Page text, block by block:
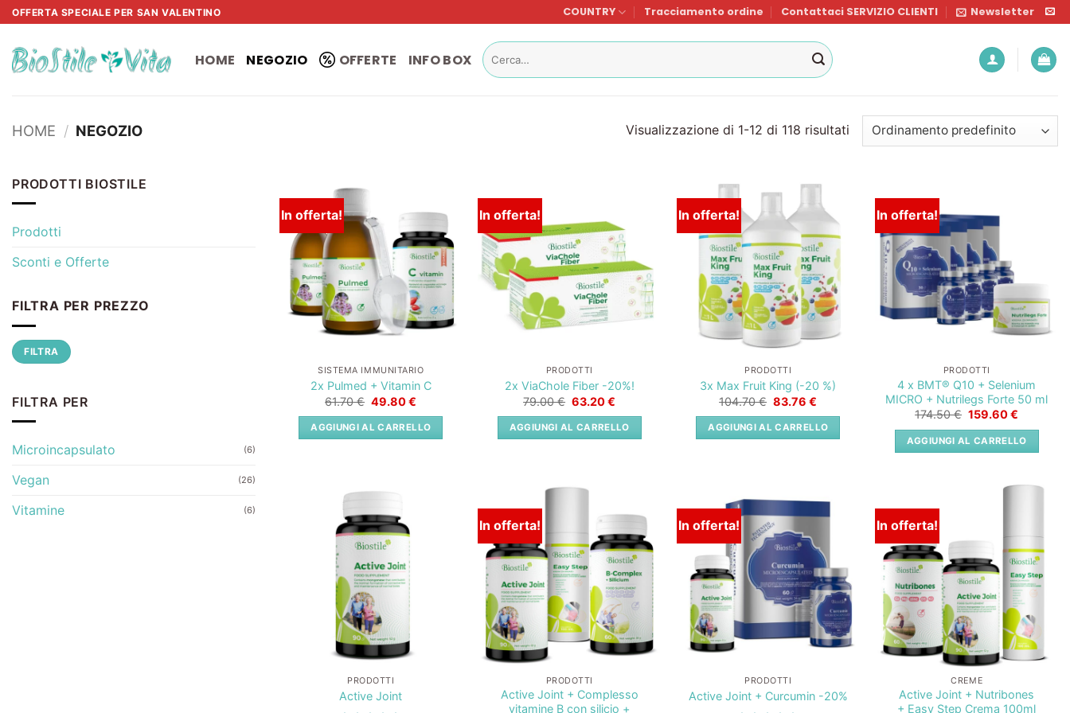
Salta
ai
contenuti
OFFERTA SPECIALE PER SAN VALENTINO COUNTRY Tracciamento ordine Contattaci SERVIZIO CLIENTI Newsletter
HOME NEGOZIO OFFERTE INFO BOX
Cerca:
HOME / NEGOZIO Visualizzazione di 1-12 di 118 risultati
PRODOTTI BIOSTILE
Prodotti
Sconti e Offerte
FILTRA PER PREZZO
Prezzo
Min
Prezzo
MaxFILTRA
FILTRA PER
Microincapsulato (6)
Vegan (26)
Vitamine (6)
In offerta!
dei
desideri
SISTEMA IMMUNITARIO
2x Pulmed + Vitamin C
61.70€ Il
originale
era:
49.80€
attuale
è:
AGGIUNGI AL CARRELLO
In offerta!
dei
desideri
PRODOTTI
2x ViaChole Fiber -20%!
79.00€ Il
originale
era:
63.20€
attuale
è:
AGGIUNGI AL CARRELLO
In offerta!
Lista
desideri
PRODOTTI
3x Max Fruit King (-20 %)
104.70€ Il
originale
era:
83.76€
attuale
è:
AGGIUNGI AL CARRELLO
In offerta!
PRODOTTI
4 x BMT® Q10 + Selenium
MICRO + Nutrilegs Forte 50 ml
174.50€ Il
originale
era:
159.60€
attuale
è:
AGGIUNGI AL CARRELLO
PRODOTTI
Active Joint
In offerta!
dei
desideri
PRODOTTI
Active Joint + Complesso
vitamine B con silicio +
In offerta!
desideri
PRODOTTI
Active Joint + Curcumin -20%
In offerta!
desideri
CREME
Active Joint + Nutribones
+ Easy Step Crema 100ml